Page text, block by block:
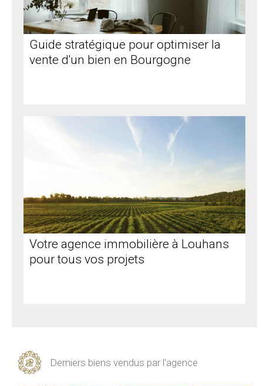
Guide stratégique pour optimiser la
vente d'un bien en Bourgogne
Votre agence immobilière à Louhans
pour tous vos projets
Derniers biens vendus par l'agence